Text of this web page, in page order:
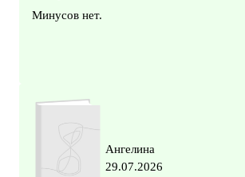
Минусов нет.
Ангелина
29.07.2026